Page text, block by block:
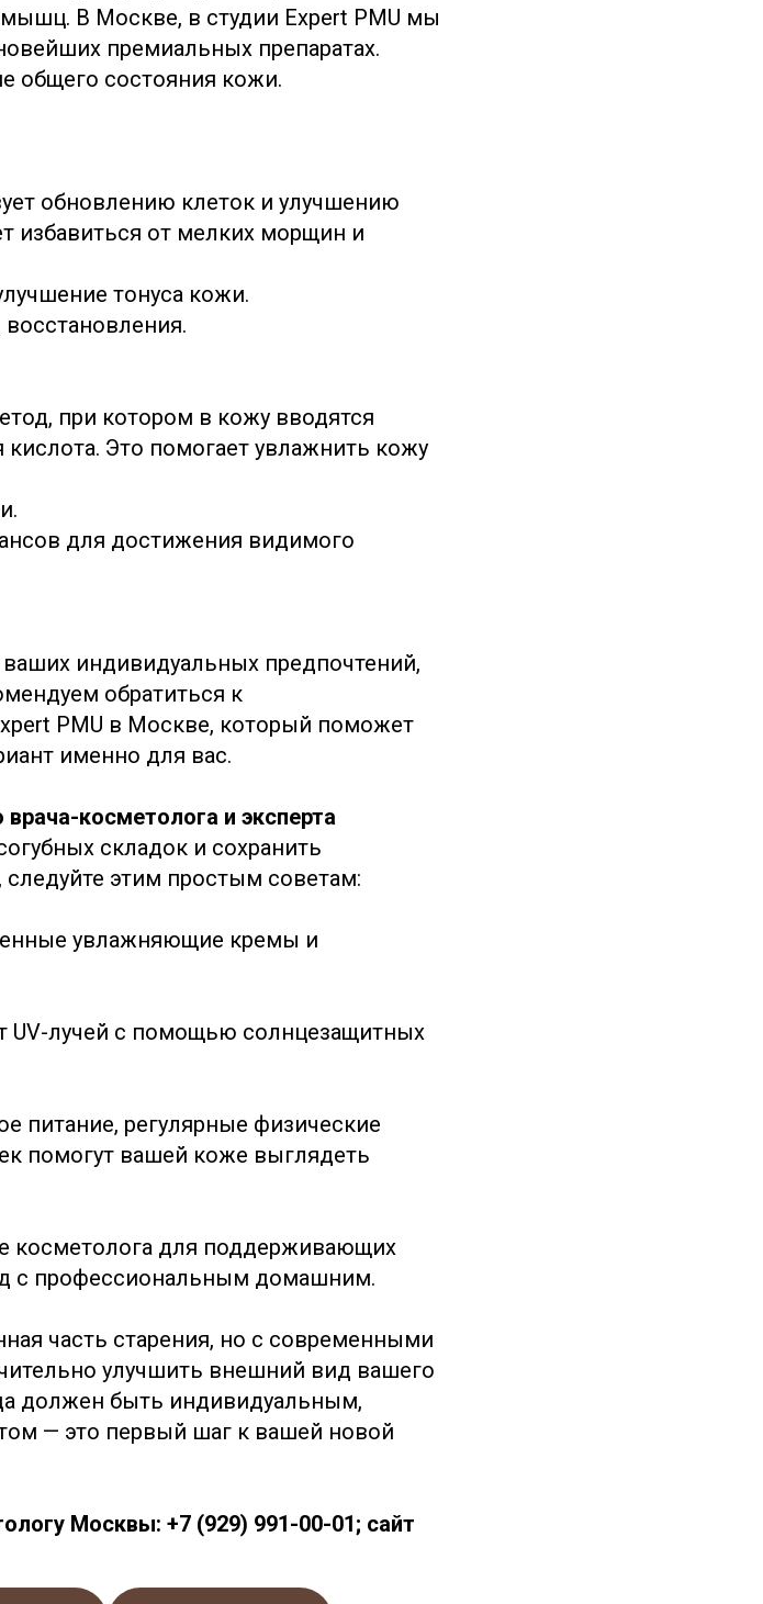
В Москве, в студии Expert PMU мы
премиальных препаратах.
общего состояния кожи.
обновлению клеток и улучшению
избавиться от мелких морщин и
тонуса кожи.
при котором в кожу вводятся
Это помогает увлажнить кожу
для достижения видимого
индивидуальных предпочтений,
обратиться к
PMU в Москве, который поможет
именно для вас.
косметолога и эксперта
складок и сохранить
этим простым советам:
увлажняющие кремы и
UV-лучей с помощью солнцезащитных
питание, регулярные физические
помогут вашей коже выглядеть
косметолога для поддерживающих
с профессиональным домашним.
часть старения, но с современными
улучшить внешний вид вашего
должен быть индивидуальным,
— это первый шаг к вашей новой
Москвы: +7 (929) 991-00-01; сайт